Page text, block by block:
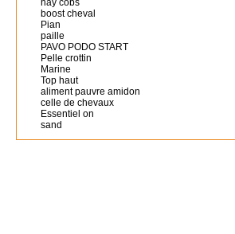
hay cobs
boost cheval
Pian
paille
PAVO PODO START
Pelle crottin
Marine
Top haut
aliment pauvre amidon
celle de chevaux
Essentiel on
sand